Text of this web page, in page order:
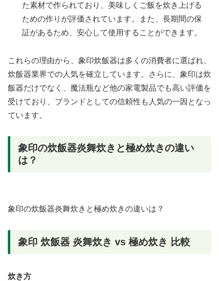
た素材で作られており、美味しくご飯を炊き上げる
ための作りが評価されています。また、長期間の保
証があるため、安心して使用することができます。
これらの理由から、象印炊飯器は多くの消費者に選ばれ、
炊飯器業界での人気を確立しています。さらに、象印は炊
飯器だけでなく、魔法瓶など他の家電製品でも高い評価を
受けており、ブランドとしての信頼性も人気の一因となっ
ています。
象印の炊飯器炎舞炊きと極め炊きの違い
は？
象印の炊飯器炎舞炊きと極め炊きの違いは？
象印 炊飯器 炎舞炊き vs 極め炊き 比較
炊き方